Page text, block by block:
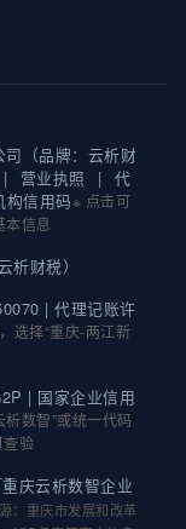
（品牌：云析财
| 营业执照 |
代
构信用码※ 点击可
本信息
财税）
|代理记账许
选择“重庆-两江新
| 国家企业信用
数智”或统一代码
验
庆云析数智企业
：重庆市发展和改革